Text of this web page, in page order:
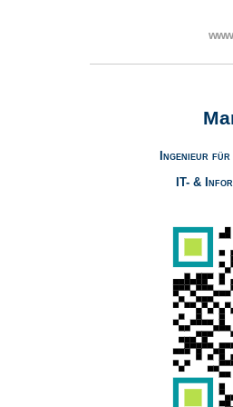
Ingenieur
IT- &